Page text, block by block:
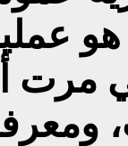
هو
مرت